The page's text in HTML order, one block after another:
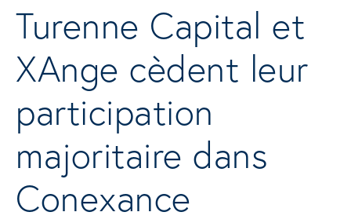
Turenne Capital et
XAnge cèdent leur
participation
majoritaire dans
Conexance